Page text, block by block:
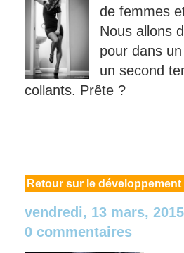
de femmes
Nous allons
pour dans
un second
collants. Prête ?
Retour sur le
vendredi, 13 mars,
0 commentaires